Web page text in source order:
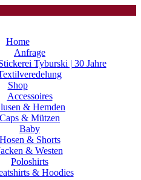
Home
Anfrage
Tyburski | 30 Jahre
Shop
Accessoires
& Hemden
Caps & Mützen
Baby
Hosen & Shorts
& Westen
Poloshirts
& Hoodies